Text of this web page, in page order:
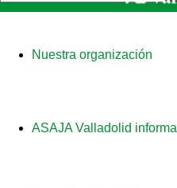
Nuestra organización
ASAJA Valladolid informa